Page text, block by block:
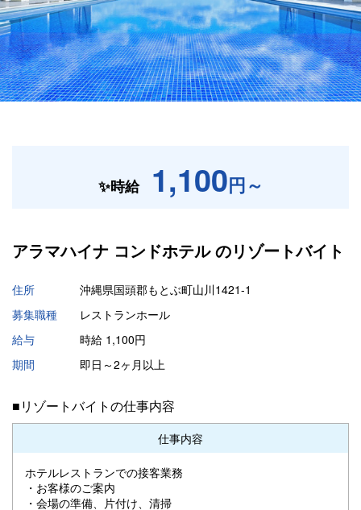
✨時給 1,100円～
アラマハイナ コンドホテル のリゾートバイト
住所
沖縄県国頭郡もとぶ町山川1421-1
募集職種
レストランホール
給与
時給 1,100円
期間
即日～2ヶ月以上
■リゾートバイトの仕事内容
仕事内容
ホテルレストランでの接客業務
・お客様のご案内
・会場の準備、片付け、清掃